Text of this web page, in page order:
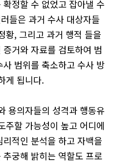
정할 수 없었고 잡아낼 수
들은 과거 수사 대상자들
황, 그리고 과거 행적 들을
거와 자료를 검토하여 범
범위를 축소하고 수사 방
게 됩니다.
용의자들의 성격과 행동유
주할 가능성이 높고 어디에
적인 분석을 하고 자백을
궁해 밝히는 역할도 프로